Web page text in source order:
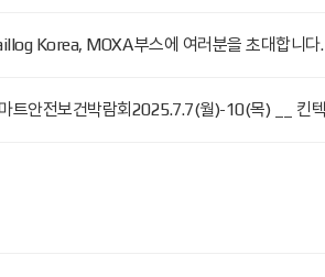
Korea, MOXA 부스에 여러분을 초대합니다.
트안전보건박람회2025.7.7(월)-10(목) __ 킨